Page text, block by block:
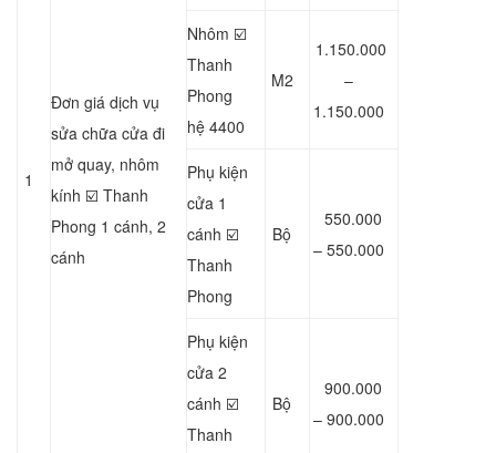
1
Đơn giá dịch vụ
sửa chữa cửa đi
mở quay, nhôm
kính ☑️ Thanh
Phong 1 cánh, 2
cánh
Nhôm ☑️
Thanh
Phong
hệ 4400
M2
1.150.000
–
1.150.000
Phụ kiện
cửa 1
cánh ☑️
Thanh
Phong
Bộ
550.000
– 550.000
Phụ kiện
cửa 2
cánh ☑️
Thanh
Bộ
900.000
– 900.000